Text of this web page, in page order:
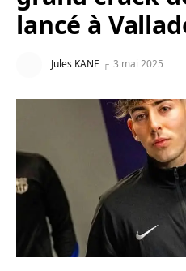
lancé à
Jules KANE 3 mai 2025